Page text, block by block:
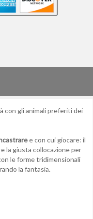
con gli animali preferiti dei
e con cui giocare: il
la giusta collocazione per
le forme tridimensionali
la fantasia.